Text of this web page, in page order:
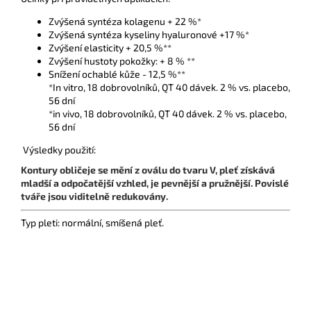
Zvýšená syntéza kolagenu + 22 %*
Zvýšená syntéza kyseliny hyaluronové +17 %*
Zvýšení elasticity + 20,5 %**
Zvýšení hustoty pokožky: + 8 % **
Snížení ochablé kůže - 12,5 %**
*In vitro, 18 dobrovolníků, QT 40 dávek. 2 % vs. placebo,
56 dní
*in vivo, 18 dobrovolníků, QT 40 dávek. 2 % vs. placebo,
56 dní
Výsledky použití:
Kontury obličeje se mění z oválu do tvaru V, pleť získává
mladší a odpočatější vzhled, je pevnější a pružnější. Povislé
tváře jsou viditelně redukovány.
Typ pleti: normální, smíšená pleť.